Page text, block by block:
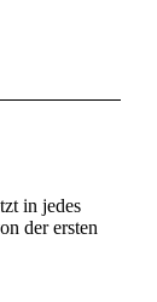
in jedes
der ersten